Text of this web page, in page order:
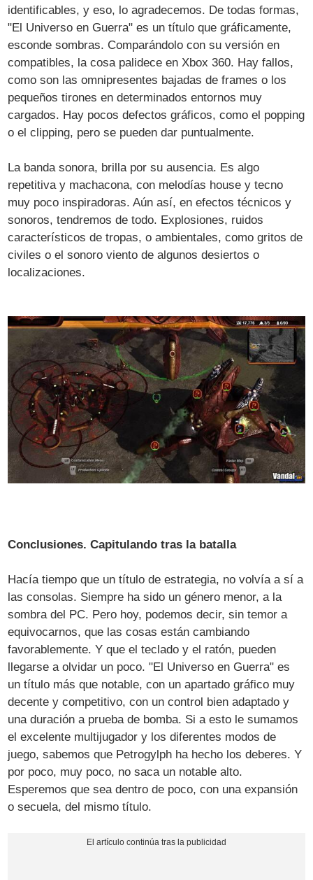
identificables, y eso, lo agradecemos. De todas formas,
"El Universo en Guerra" es un título que gráficamente,
esconde sombras. Comparándolo con su versión en
compatibles, la cosa palidece en Xbox 360. Hay fallos,
como son las omnipresentes bajadas de frames o los
pequeños tirones en determinados entornos muy
cargados. Hay pocos defectos gráficos, como el popping
o el clipping, pero se pueden dar puntualmente.
La banda sonora, brilla por su ausencia. Es algo
repetitiva y machacona, con melodías house y tecno
muy poco inspiradoras. Aún así, en efectos técnicos y
sonoros, tendremos de todo. Explosiones, ruidos
característicos de tropas, o ambientales, como gritos de
civiles o el sonoro viento de algunos desiertos o
localizaciones.
Conclusiones. Capitulando tras la batalla
Hacía tiempo que un título de estrategia, no volvía a sí a
las consolas. Siempre ha sido un género menor, a la
sombra del PC. Pero hoy, podemos decir, sin temor a
equivocarnos, que las cosas están cambiando
favorablemente. Y que el teclado y el ratón, pueden
llegarse a olvidar un poco. "El Universo en Guerra" es
un título más que notable, con un apartado gráfico muy
decente y competitivo, con un control bien adaptado y
una duración a prueba de bomba. Si a esto le sumamos
el excelente multijugador y los diferentes modos de
juego, sabemos que Petrogylph ha hecho los deberes. Y
por poco, muy poco, no saca un notable alto.
Esperemos que sea dentro de poco, con una expansión
o secuela, del mismo título.